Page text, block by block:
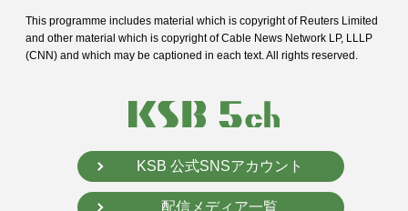
This programme includes material which is copyright of Reuters Limited
and other material which is copyright of Cable News Network LP, LLLP
(CNN) and which may be captioned in each text. All rights reserved.
KSB 公式SNSアカウント
配信メディア一覧